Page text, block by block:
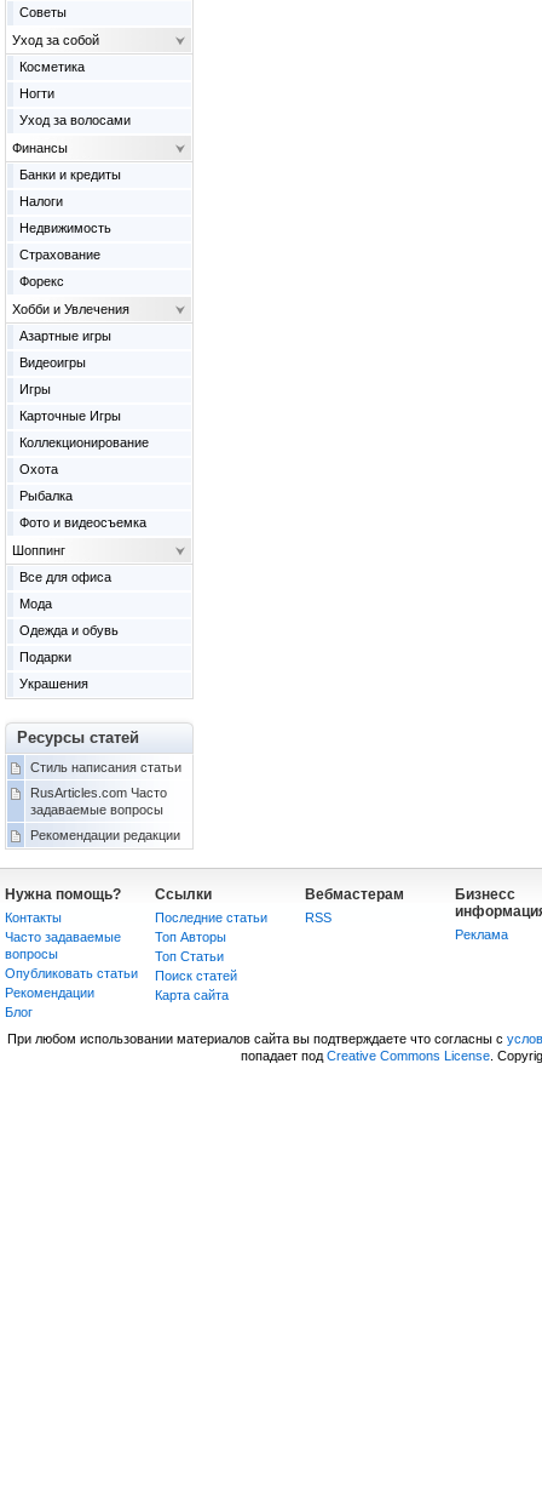
Советы
Уход за собой
Косметика
Ногти
Уход за волосами
Финансы
Банки и кредиты
Налоги
Недвижимость
Страхование
Форекс
Хобби и Увлечения
Азартные игры
Видеоигры
Игры
Карточные Игры
Коллекционирование
Охота
Рыбалка
Фото и видеосъемка
Шоппинг
Все для офиса
Мода
Одежда и обувь
Подарки
Украшения
Ресурсы статей
Стиль написания статьи
RusArticles.com Часто
задаваемые вопросы
Рекомендации редакции
Нужна помощь?
Контакты
Часто задаваемые
вопросы
Опубликовать статьи
Рекомендации
Блог
Ссылки
Последние статьи
Топ Авторы
Топ Статьи
Поиск статей
Карта сайта
Вебмастерам
RSS
Бизнесс
Реклама
При любом использовании материалов сайта вы подтверждаете что согласны с
попадает под Creative Commons License.